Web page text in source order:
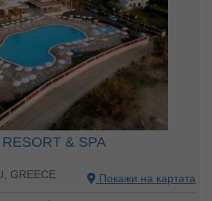
& SPA
GREECE Покажи на картата